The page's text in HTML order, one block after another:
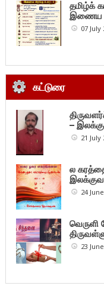
தமிழ்க்
இணைய
07 July
கட்டுரை
–
21 July
ல
24
23